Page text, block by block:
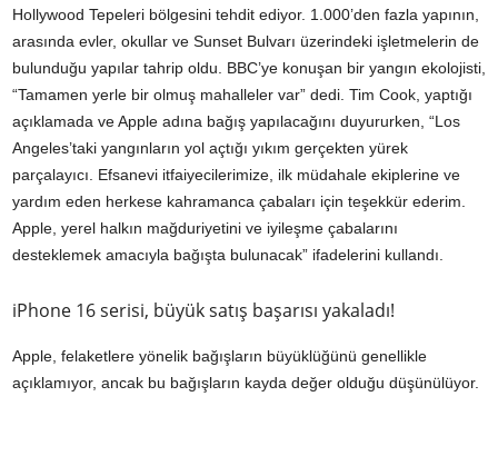
Hollywood Tepeleri bölgesini tehdit ediyor. 1.000’den fazla yapının,
arasında evler, okullar ve Sunset Bulvarı üzerindeki işletmelerin de
bulunduğu yapılar tahrip oldu. BBC’ye konuşan bir yangın ekolojisti,
“Tamamen yerle bir olmuş mahalleler var” dedi. Tim Cook, yaptığı
açıklamada ve Apple adına bağış yapılacağını duyururken, “Los
Angeles’taki yangınların yol açtığı yıkım gerçekten yürek
parçalayıcı. Efsanevi itfaiyecilerimize, ilk müdahale ekiplerine ve
yardım eden herkese kahramanca çabaları için teşekkür ederim.
Apple, yerel halkın mağduriyetini ve iyileşme çabalarını
desteklemek amacıyla bağışta bulunacak” ifadelerini kullandı.
iPhone 16 serisi, büyük satış başarısı yakaladı!
Apple, felaketlere yönelik bağışların büyüklüğünü genellikle
açıklamıyor, ancak bu bağışların kayda değer olduğu düşünülüyor.